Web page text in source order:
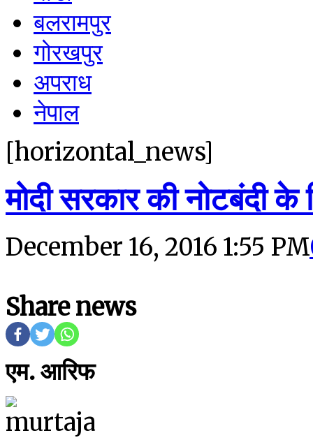
बलरामपुर
गोरखपुर
अपराध
नेपाल
[horizontal_news]
मोदी सरकार की नोटबंदी
December 16, 2016 1:55 PM
Share news
एम. आरिफ